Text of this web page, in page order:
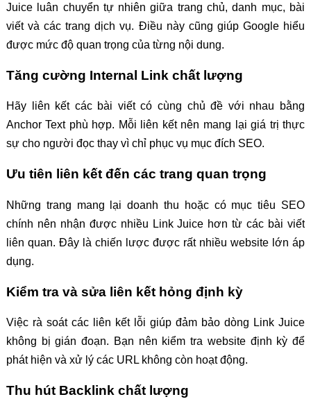
Juice luân chuyển tự nhiên giữa trang chủ, danh mục, bài
viết và các trang dịch vụ. Điều này cũng giúp Google hiểu
được mức độ quan trọng của từng nội dung.
Tăng cường Internal Link chất lượng
Hãy liên kết các bài viết có cùng chủ đề với nhau bằng
Anchor Text phù hợp. Mỗi liên kết nên mang lại giá trị thực
sự cho người đọc thay vì chỉ phục vụ mục đích SEO.
Ưu tiên liên kết đến các trang quan trọng
Những trang mang lại doanh thu hoặc có mục tiêu SEO
chính nên nhận được nhiều Link Juice hơn từ các bài viết
liên quan. Đây là chiến lược được rất nhiều website lớn áp
dụng.
Kiểm tra và sửa liên kết hỏng định kỳ
Việc rà soát các liên kết lỗi giúp đảm bảo dòng Link Juice
không bị gián đoạn. Bạn nên kiểm tra website định kỳ để
phát hiện và xử lý các URL không còn hoạt động.
Thu hút Backlink chất lượng